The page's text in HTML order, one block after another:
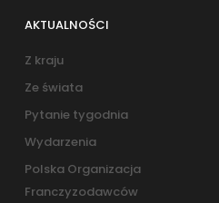
AKTUALNOŚCI
Z kraju
Ze świata
Pytanie tygodnia
Wydarzenia
Polska Organizacja
Franczyzodawców